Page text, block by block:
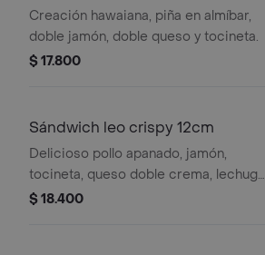
Creación hawaiana, piña en almíbar,
doble jamón, doble queso y tocineta.
$ 17.800
Sándwich leo crispy 12cm
Delicioso pollo apanado, jamón,
tocineta, queso doble crema, lechuga,
tomate, cebolla, miel mostaza y
$ 18.400